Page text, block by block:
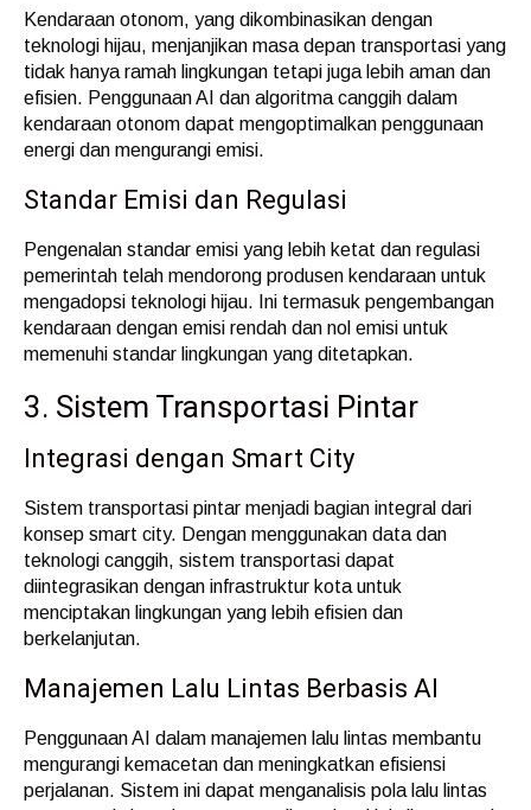
Kendaraan otonom, yang dikombinasikan dengan
teknologi hijau, menjanjikan masa depan transportasi yang
tidak hanya ramah lingkungan tetapi juga lebih aman dan
efisien. Penggunaan AI dan algoritma canggih dalam
kendaraan otonom dapat mengoptimalkan penggunaan
energi dan mengurangi emisi.
Standar Emisi dan Regulasi
Pengenalan standar emisi yang lebih ketat dan regulasi
pemerintah telah mendorong produsen kendaraan untuk
mengadopsi teknologi hijau. Ini termasuk pengembangan
kendaraan dengan emisi rendah dan nol emisi untuk
memenuhi standar lingkungan yang ditetapkan.
3. Sistem Transportasi Pintar
Integrasi dengan Smart City
Sistem transportasi pintar menjadi bagian integral dari
konsep smart city. Dengan menggunakan data dan
teknologi canggih, sistem transportasi dapat
diintegrasikan dengan infrastruktur kota untuk
menciptakan lingkungan yang lebih efisien dan
berkelanjutan.
Manajemen Lalu Lintas Berbasis AI
Penggunaan AI dalam manajemen lalu lintas membantu
mengurangi kemacetan dan meningkatkan efisiensi
perjalanan. Sistem ini dapat menganalisis pola lalu lintas